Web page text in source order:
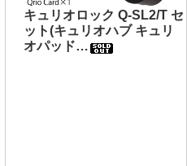
キュリオロック Q-SL2/T セ
ット(キュリオハブ キュリ
オパッド…